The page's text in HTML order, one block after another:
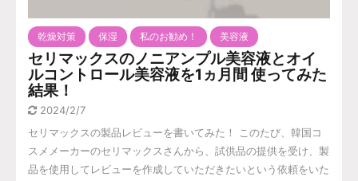
乾燥対策 保湿 私のお勧め！ 美容液
セリマックスのノニアンプル美容液とオイ
ルコントロール美容液を1ヵ月間 使ってみた
結果！
2024/2/7
セリマックスの製品レビューを書いてみた！ このたび、韓国コ
スメメーカーのセリマックスさんから、試供品の提供を受け、製
品を使用してレビューを作成していただきたいという依頼をいた